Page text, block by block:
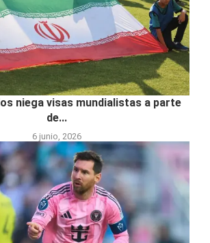
niega visas mundialistas a parte
de...
6 junio, 2026